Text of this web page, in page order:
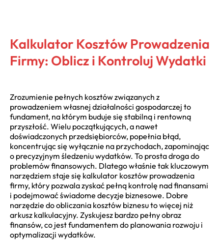
Kalkulator Kosztów Prowadzenia
Firmy: Oblicz i Kontroluj Wydatki
Zrozumienie pełnych kosztów związanych z
prowadzeniem własnej działalności gospodarczej to
fundament, na którym buduje się stabilną i rentowną
przyszłość. Wielu początkujących, a nawet
doświadczonych przedsiębiorców, popełnia błąd,
koncentrując się wyłącznie na przychodach, zapominając
o precyzyjnym śledzeniu wydatków. To prosta droga do
problemów finansowych. Dlatego właśnie tak kluczowym
narzędziem staje się kalkulator kosztów prowadzenia
firmy, który pozwala zyskać pełną kontrolę nad finansami
i podejmować świadome decyzje biznesowe. Dobre
narzędzie do obliczania kosztów biznesu to więcej niż
arkusz kalkulacyjny. Zyskujesz bardzo pełny obraz
finansów, co jest fundamentem do planowania rozwoju i
optymalizacji wydatków.